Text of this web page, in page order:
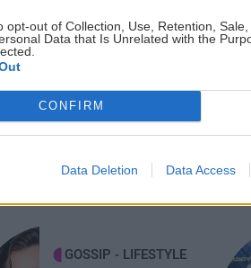
opt-out of Collection, Use, Retention,
Data that Is Unrelated with the
CONFIRM
Data Deletion Data Access
Αστυνόμο Α'
Υπουργείο Υγείας: Επείγουσα
προειδοποίηση για τους
GOSSIP - LIFESTYLE
Καινούργιου: Η νέα
κόρης της από τις διακοπές
οι ειδήσεις
GOSSIP - LIFESTYLE